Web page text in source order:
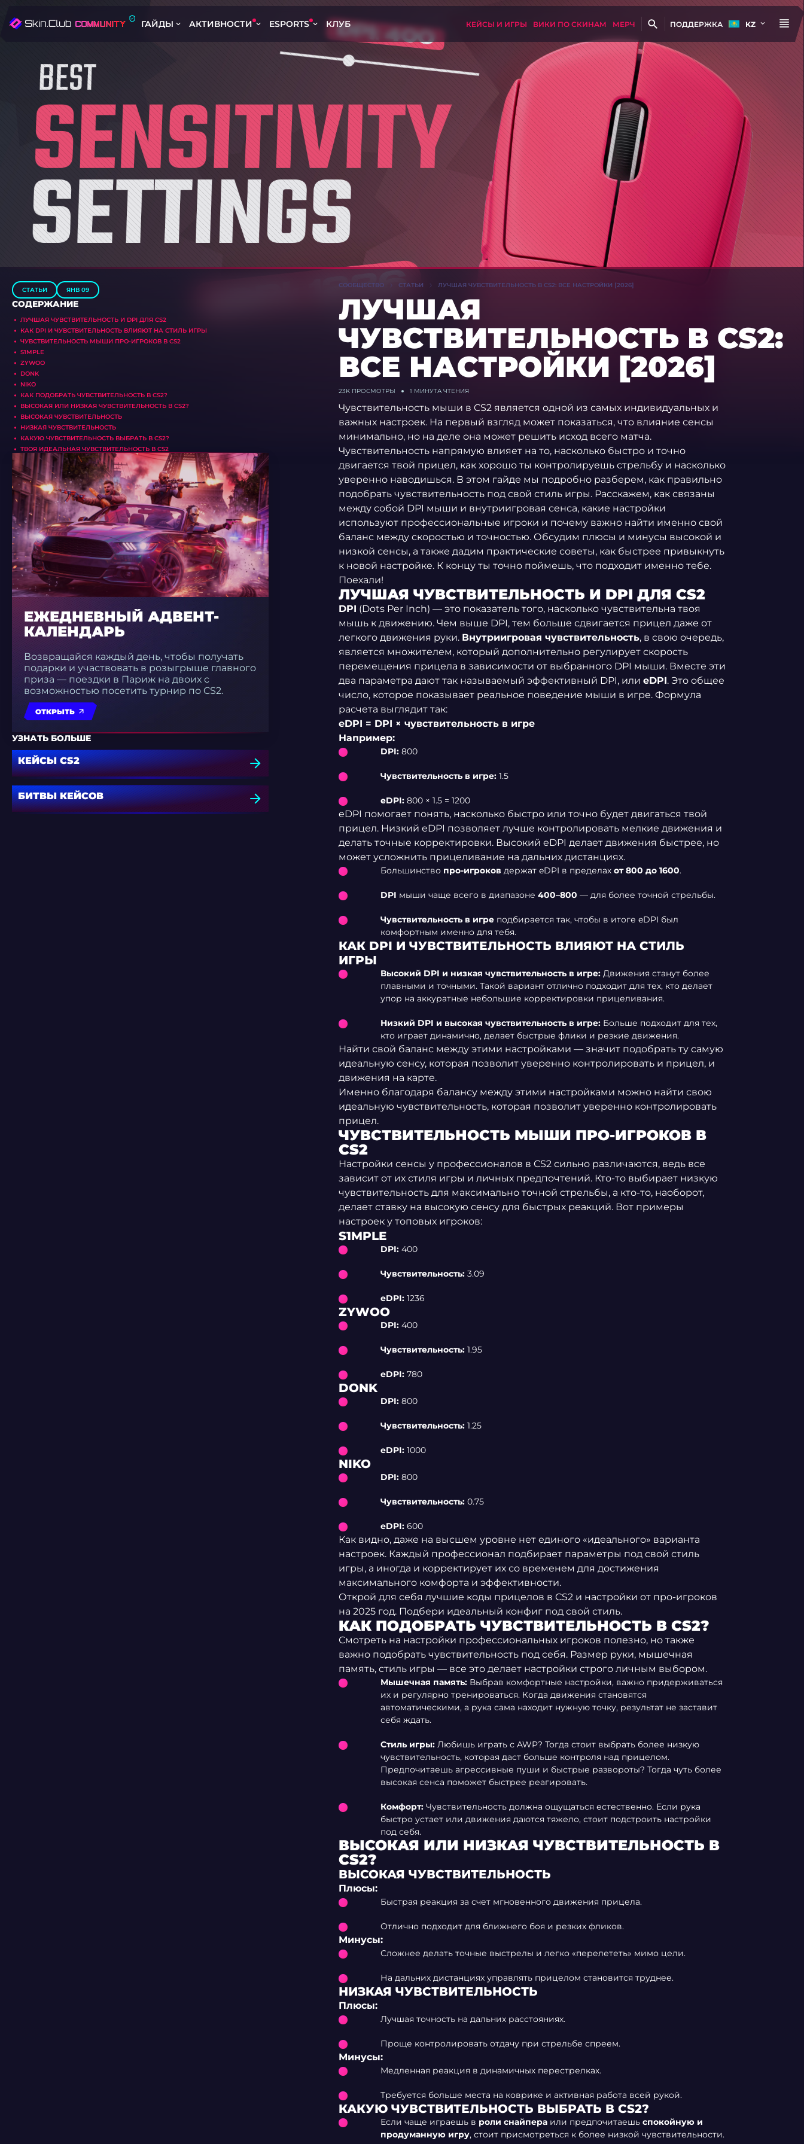
ГАЙДЫ АКТИВНОСТИ ESPORTS КЛУБ КЕЙСЫ И ИГРЫ ВИКИ ПО СКИНАМ МЕРЧ ПОДДЕРЖКА KZ
СТАТЬИ ЯНВ 09
СОДЕРЖАНИЕ
ЛУЧШАЯ ЧУВСТВИТЕЛЬНОСТЬ И DPI ДЛЯ CS2
КАК DPI И ЧУВСТВИТЕЛЬНОСТЬ ВЛИЯЮТ НА СТИЛЬ ИГРЫ
ЧУВСТВИТЕЛЬНОСТЬ МЫШИ ПРО-ИГРОКОВ В CS2
S1MPLE
ZYWOO
DONK
NIKO
КАК ПОДОБРАТЬ ЧУВСТВИТЕЛЬНОСТЬ В CS2?
ВЫСОКАЯ ИЛИ НИЗКАЯ ЧУВСТВИТЕЛЬНОСТЬ В CS2?
ВЫСОКАЯ ЧУВСТВИТЕЛЬНОСТЬ
НИЗКАЯ ЧУВСТВИТЕЛЬНОСТЬ
КАКУЮ ЧУВСТВИТЕЛЬНОСТЬ ВЫБРАТЬ В CS2?
ТВОЯ ИДЕАЛЬНАЯ ЧУВСТВИТЕЛЬНОСТЬ В CS2
ЕЖЕДНЕВНЫЙ АДВЕНТ-
КАЛЕНДАРЬ
Возвращайся каждый день, чтобы получать
подарки и участвовать в розыгрыше главного
приза — поездки в Париж на двоих с
возможностью посетить турнир по CS2.
ОТКРЫТЬ
УЗНАТЬ БОЛЬШЕ
КЕЙСЫ CS2
БИТВЫ КЕЙСОВ
СООБЩЕСТВО СТАТЬИ ЛУЧШАЯ ЧУВСТВИТЕЛЬНОСТЬ В CS2: ВСЕ НАСТРОЙКИ [2026]
ЛУЧШАЯ
ЧУВСТВИТЕЛЬНОСТЬ В CS2:
ВСЕ НАСТРОЙКИ [2026]
23KПРОСМОТРЫ 1 МИНУТА ЧТЕНИЯ
Чувствительность мыши в CS2 является одной из самых индивидуальных и
важных настроек. На первый взгляд может показаться, что влияние сенсы
минимально, но на деле она может решить исход всего матча.
Чувствительность напрямую влияет на то, насколько быстро и точно
двигается твой прицел, как хорошо ты контролируешь стрельбу и насколько
уверенно наводишься. В этом гайде мы подробно разберем, как правильно
подобрать чувствительность под свой стиль игры. Расскажем, как связаны
между собой DPI мыши и внутриигровая сенса, какие настройки
используют профессиональные игроки и почему важно найти именно свой
баланс между скоростью и точностью. Обсудим плюсы и минусы высокой и
низкой сенсы, а также дадим практические советы, как быстрее привыкнуть
к новой настройке. К концу ты точно поймешь, что подходит именно тебе.
Поехали!
ЛУЧШАЯ ЧУВСТВИТЕЛЬНОСТЬ И DPI ДЛЯ CS2
DPI (Dots Per Inch) — это показатель того, насколько чувствительна твоя
мышь к движению. Чем выше DPI, тем больше сдвигается прицел даже от
легкого движения руки. Внутриигровая чувствительность, в свою очередь,
является множителем, который дополнительно регулирует скорость
перемещения прицела в зависимости от выбранного DPI мыши. Вместе эти
два параметра дают так называемый эффективный DPI, или eDPI. Это общее
число, которое показывает реальное поведение мыши в игре. Формула
расчета выглядит так:
eDPI = DPI × чувствительность в игре
Например:
DPI:800
Чувствительность в игре:1.5
eDPI:800 × 1.5 = 1200
eDPI помогает понять, насколько быстро или точно будет двигаться твой
прицел. Низкий eDPI позволяет лучше контролировать мелкие движения и
делать точные корректировки. Высокий eDPI делает движения быстрее, но
может усложнить прицеливание на дальних дистанциях.
Большинство про-игроков держат eDPI в пределах от 800 до 1600.
DPI мыши чаще всего в диапазоне 400–800 — для более точной стрельбы.
Чувствительность в игреподбирается так, чтобы в итоге eDPI был
комфортным именно для тебя.
КАК DPI И ЧУВСТВИТЕЛЬНОСТЬ ВЛИЯЮТ НА СТИЛЬ
ИГРЫ
Высокий DPI и низкая чувствительность в игре:Движения станут более
плавными и точными. Такой вариант отлично подходит для тех, кто делает
упор на аккуратные небольшие корректировки прицеливания.
Низкий DPI и высокая чувствительность в игре:Больше подходит для тех,
кто играет динамично, делает быстрые флики и резкие движения.
Найти свой баланс между этими настройками — значит подобрать ту самую
идеальную сенсу, которая позволит уверенно контролировать и прицел, и
движения на карте.
Именно благодаря балансу между этими настройками можно найти свою
идеальную чувствительность, которая позволит уверенно контролировать
прицел.
ЧУВСТВИТЕЛЬНОСТЬ МЫШИ ПРО-ИГРОКОВ В
CS2
Настройки сенсы у профессионалов в CS2 сильно различаются, ведь все
зависит от их стиля игры и личных предпочтений. Кто-то выбирает низкую
чувствительность для максимально точной стрельбы, а кто-то, наоборот,
делает ставку на высокую сенсу для быстрых реакций. Вот примеры
настроек у топовых игроков:
S1MPLE
DPI:400
Чувствительность:3.09
eDPI:1236
ZYWOO
DPI:400
Чувствительность:1.95
eDPI:780
DONK
DPI:800
Чувствительность:1.25
eDPI:1000
NIKO
DPI:800
Чувствительность:0.75
eDPI:600
Как видно, даже на высшем уровне нет единого «идеального» варианта
настроек. Каждый профессионал подбирает параметры под свой стиль
игры, а иногда и корректирует их со временем для достижения
максимального комфорта и эффективности.
Открой для себя лучшие коды прицелов в CS2 и настройки от про-игроков
на 2025 год. Подбери идеальный конфиг под свой стиль.
КАК ПОДОБРАТЬ ЧУВСТВИТЕЛЬНОСТЬ В CS2?
Смотреть на настройки профессиональных игроков полезно, но также
важно подобрать чувствительность под себя. Размер руки, мышечная
память, стиль игры — все это делает настройки строго личным выбором.
Мышечная память: Выбрав комфортные настройки, важно придерживаться
их и регулярно тренироваться. Когда движения становятся
автоматическими, а рука сама находит нужную точку, результат не заставит
себя ждать.
Стиль игры:Любишь играть с AWP? Тогда стоит выбрать более низкую
чувствительность, которая даст больше контроля над прицелом.
Предпочитаешь агрессивные пуши и быстрые развороты? Тогда чуть более
высокая сенса поможет быстрее реагировать.
Комфорт: Чувствительность должна ощущаться естественно. Если рука
быстро устает или движения даются тяжело, стоит подстроить настройки
под себя.
ВЫСОКАЯ ИЛИ НИЗКАЯ ЧУВСТВИТЕЛЬНОСТЬ В
CS2?
ВЫСОКАЯ ЧУВСТВИТЕЛЬНОСТЬ
Плюсы:
Быстрая реакция за счет мгновенного движения прицела.
Отлично подходит для ближнего боя и резких фликов.
Минусы:
Сложнее делать точные выстрелы и легко «перелететь» мимо цели.
На дальних дистанциях управлять прицелом становится труднее.
НИЗКАЯ ЧУВСТВИТЕЛЬНОСТЬ
Плюсы:
Лучшая точность на дальних расстояниях.
Проще контролировать отдачу при стрельбе спреем.
Минусы:
Медленная реакция в динамичных перестрелках.
Требуется больше места на коврике и активная работа всей рукой.
КАКУЮ ЧУВСТВИТЕЛЬНОСТЬ ВЫБРАТЬ В CS2?
Если чаще играешь в роли снайпераили предпочитаешь спокойную и
продуманную игру, стоит присмотреться к более низкой чувствительности.